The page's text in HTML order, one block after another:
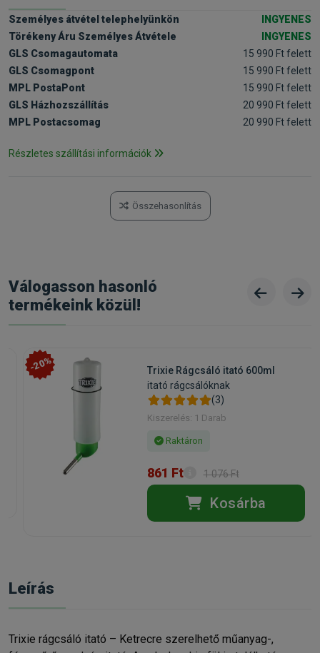
Személyes átvétel telephelyünkön
INGYENES
Törékeny Áru Személyes Átvétele
INGYENES
GLS Csomagautomata
15 990 Ft felett
GLS Csomagpont
15 990 Ft felett
MPL PostaPont
15 990 Ft felett
GLS Házhozszállítás
20 990 Ft felett
MPL Postacsomag
20 990 Ft felett
Részletes szállítási információk
Összehasonlítás
Válogasson hasonló
termékeink közül!
-20%
Trixie Rágcsáló itató 600ml
itató rágcsálóknak
(3)
Kiszerelés: 1 Darab
Raktáron
861 Ft 1 076 Ft
Kosárba
Leírás
Trixie rágcsáló itató – Ketrecre szerelhető műanyag-,